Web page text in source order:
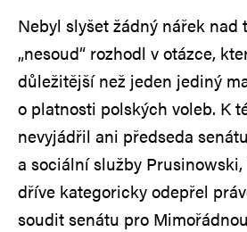
Nebyl slyšet žádný nářek nad
„nesoud“ rozhodl v otázce,
důležitější než jeden jediný
o platnosti polských voleb. K
nevyjádřil ani předseda
a sociální služby
dříve kategoricky odepřel
soudit senátu pro